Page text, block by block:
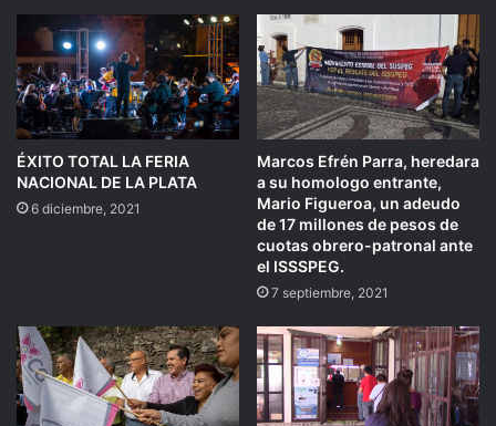
ÉXITO TOTAL LA FERIA
NACIONAL DE LA PLATA
6 diciembre, 2021
Marcos Efrén Parra, heredara
a su homologo entrante,
Mario Figueroa, un adeudo
de 17 millones de pesos de
cuotas obrero-patronal ante
el ISSSPEG.
7 septiembre, 2021